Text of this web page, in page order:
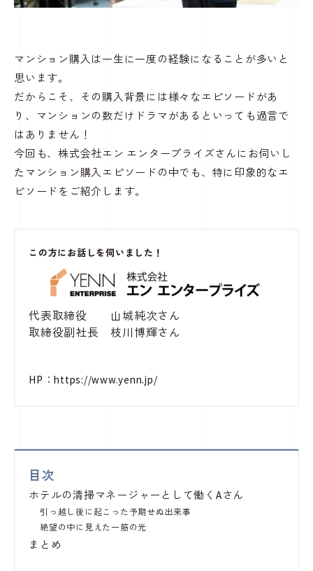
マンション購入は一生に一度の経験になることが多いと
思います。
だからこそ、その購入背景には様々なエピソードがあ
り、マンションの数だけドラマがあるといっても過言で
はありません！
今回も、株式会社エン エンタープライズさんにお伺いし
たマンション購入エピソードの中でも、特に印象的なエ
ピソードをご紹介します。
この方にお話しを伺いました！
代表取締役 山城純次さん
取締役副社長 枝川博輝さん
HP：https://www.yenn.jp/
目次
ホテルの清掃マネージャーとして働くAさん
引っ越し後に起こった予期せぬ出来事
絶望の中に見えた一筋の光
まとめ